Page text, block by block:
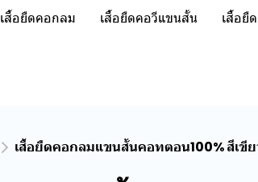
เสื้อยืดคอกลม เสื้อยืดคอวีแขนสั้น เสื้อยื
เสื้อยืดคอกลมแขนสั้นคอทตอน100% สีเขีย